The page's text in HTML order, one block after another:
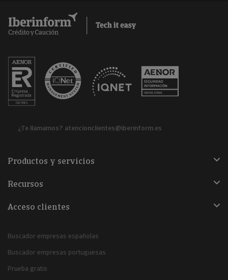
¿Te llamamos? atencionclientes@iberinform.es
Productos y servicios
Recursos
Acceso clientes
Buscador empresas españolas
Buscador empresas portuguesas
Prueba gratis